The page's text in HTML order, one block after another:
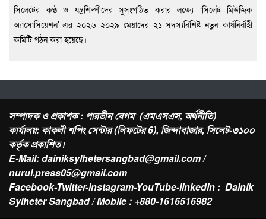
সিলেটের কণ্ঠ ও যন্ত্রশিল্পীদের সুসংগঠিত করার লক্ষ্যে ‘সিলেট মিউজিক
অ্যাসোসিয়েশন’-এর ২০২৬–২০২৯ মেয়াদের ২১ সদস্যবিশিষ্ট নতুন কার্যনির্বাহী
কমিটি গঠন করা হয়েছে।
সম্পাদক ও প্রকাশক : পারভীন বেগম (এমএসএস, অর্থনীতি)
কার্যালয়: কাকলী শপিং সেন্টার (লিফটের 6), জিন্দাবাজার, সিলেট-৩১০০
কর্তৃক প্রকাশিত।
E-Mail: dainiksylhetersangbad@gmail.com /
nurul.press05@gmail.com
Facebook-Twitter-instagram-YouTube-linkedin : Dainik
Sylheter Sangbad / Mobile : +880-1616516982